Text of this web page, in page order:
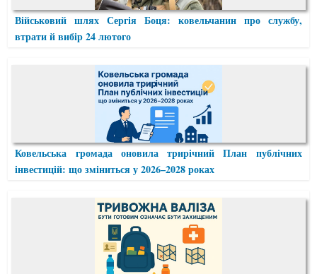
Військовий шлях Сергія Боця: ковельчанин про службу,
втрати й вибір 24 лютого
Ковельська громада оновила трирічний План публічних
інвестицій: що зміниться у 2026–2028 роках